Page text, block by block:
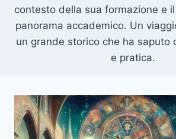
contesto della sua formazione e
panorama accademico. Un
un grande storico che ha saputo
e pratica.